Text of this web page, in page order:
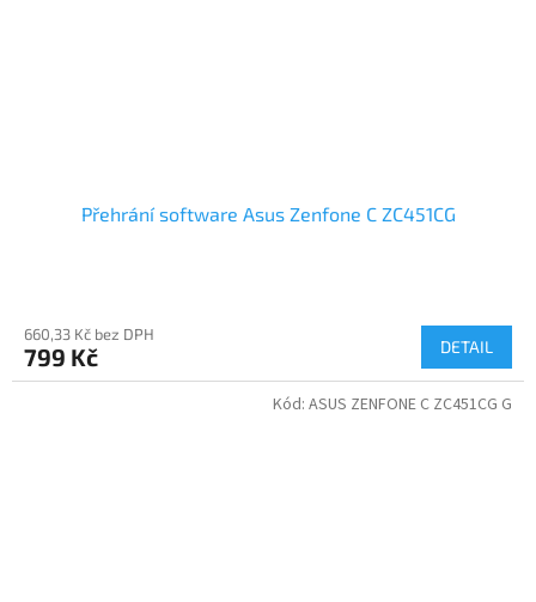
Přehrání software Asus Zenfone C ZC451CG
660,33 Kč bez DPH
799 Kč DETAIL
Kód: ASUS ZENFONE C ZC451CG G